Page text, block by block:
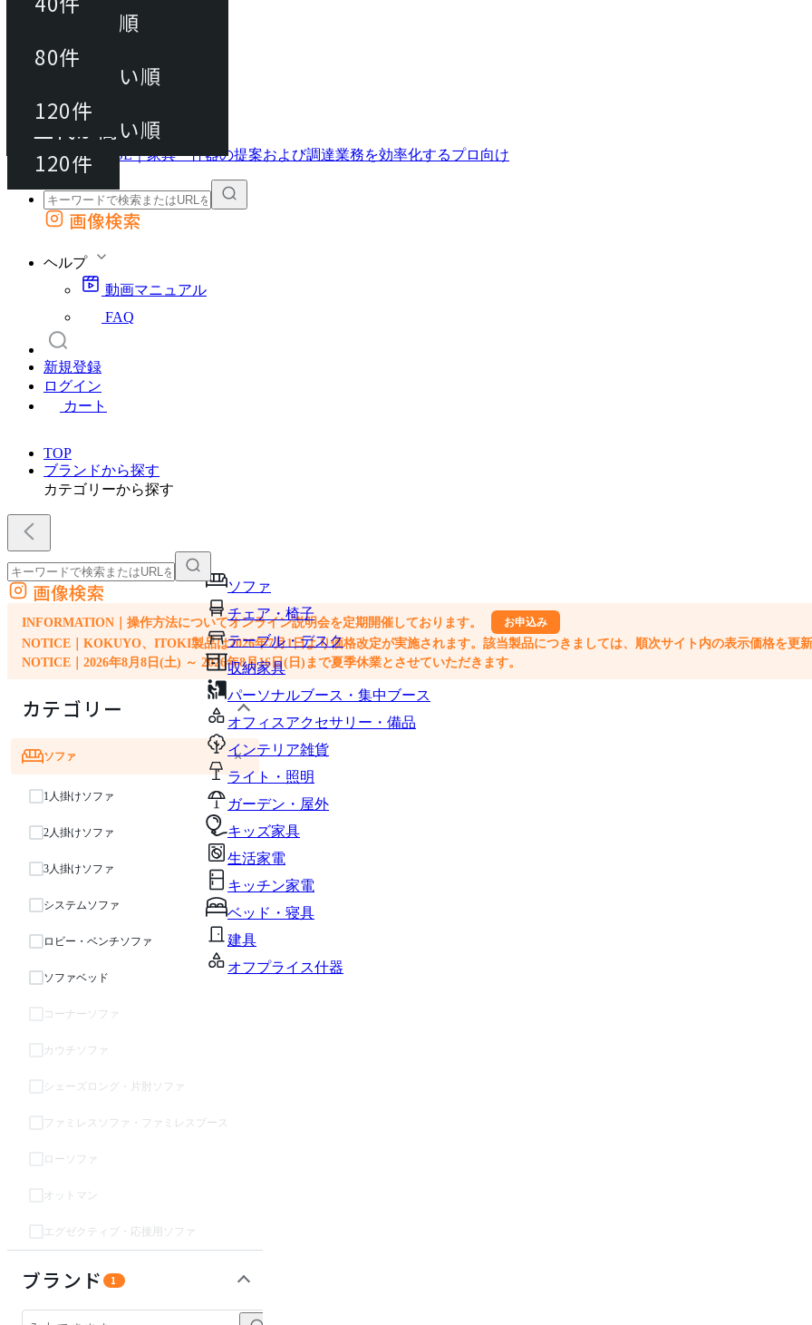
動画マニュアル
FAQ
カート
外部サイトの商品をカートに追加
画像検索
ヘルプ
動画マニュアル
FAQ
新規登録
ログイン
カート
TOP
ブランドから探す
カテゴリーから探す
ソファ
チェア・椅子
テーブル・デスク
収納家具
パーソナルブース・集中ブース
オフィスアクセサリー・備品
インテリア雑貨
ライト・照明
ガーデン・屋外
キッズ家具
生活家電
キッチン家電
ベッド・寝具
建具
オフプライス什器
外部サイトの商品をカートに追加
他のサイトで見つけた商品ページのURLを貼り付けて、カートに追加できます
画像検索
INFORMATION｜操作方法についてオンライン説明会を定期開催しております。 お申込み
NOTICE｜KOKUYO、ITOKI製品は2026年7月1日より価格改定が実施されます。該当製品につきましては、順次サイト内の表示価格を更新
NOTICE｜2026年8月8日(土) ～ 2026年8月16日(日)まで夏季休業とさせていただきます。
カテゴリー
ソファ ×
1人掛けソファ
2人掛けソファ
3人掛けソファ
システムソファ
ロビー・ベンチソファ
ソファベッド
コーナーソファ
カウチソファ
シェーズロング・片肘ソファ
ファミレスソファ・ファミレスブース
ローソファ
オットマン
エグゼクティブ・応接用ソファ
ブランド 1
40件
80件
120件
おすすめ順
上代が安い順
上代が高い順
80件
120件